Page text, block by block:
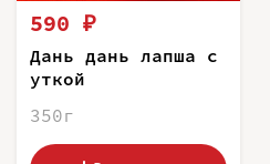
590 ₽
Дань дань лапша с
уткой
350г